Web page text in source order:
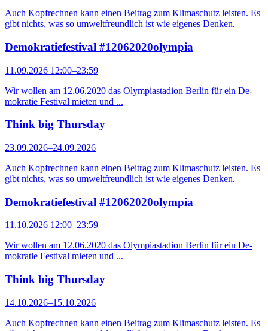
Auch Kopfrechnen kann einen Beitrag zum Klimaschutz leisten. Es
gibt nichts, was so umweltfreundlich ist wie eigenes Denken.
Demokratiefestival #12062020olympia
11.09.2026 12:00–23:59
Wir wollen am 12.06.2020 das Olympiastadion Berlin für ein De­
mo­kratie Festival mieten und ...
Think big Thursday
23.09.2026–24.09.2026
Auch Kopfrechnen kann einen Beitrag zum Klimaschutz leisten. Es
gibt nichts, was so umweltfreundlich ist wie eigenes Denken.
Demokratiefestival #12062020olympia
11.10.2026 12:00–23:59
Wir wollen am 12.06.2020 das Olympiastadion Berlin für ein De­
mo­kratie Festival mieten und ...
Think big Thursday
14.10.2026–15.10.2026
Auch Kopfrechnen kann einen Beitrag zum Klimaschutz leisten. Es